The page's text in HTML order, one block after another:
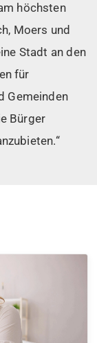
höchsten
Moers und
Stadt an den
für
Gemeinden
Bürger